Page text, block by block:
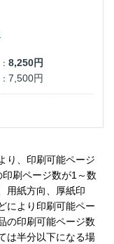
8,250円
7,500円
り、印刷可能ページ
刷ページ数が1～数
用紙方向、厚紙印
により印刷可能ペー
の印刷可能ページ数
は半分以下になる場